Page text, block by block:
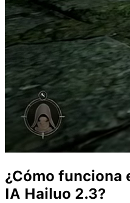
¿Cómo funciona
IA Hailuo 2.3?